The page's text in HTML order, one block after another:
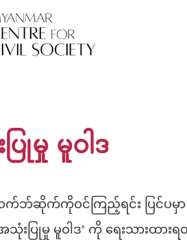
မှု မူဝါဒ
က်ဘ်ဆိုက်ကိုဝင်ကြည့်ရင်း ပြင်ပမှာ
သုံးပြုမှု မူဝါဒ" ကို ရေးသားထားရ